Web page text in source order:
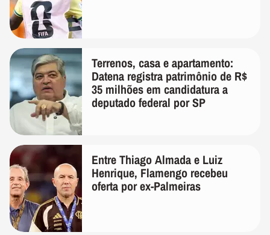
Terrenos, casa e apartamento:
Datena registra patrimônio de R$
35 milhões em candidatura a
deputado federal por SP
Entre Thiago Almada e Luiz
Henrique, Flamengo recebeu
oferta por ex-Palmeiras